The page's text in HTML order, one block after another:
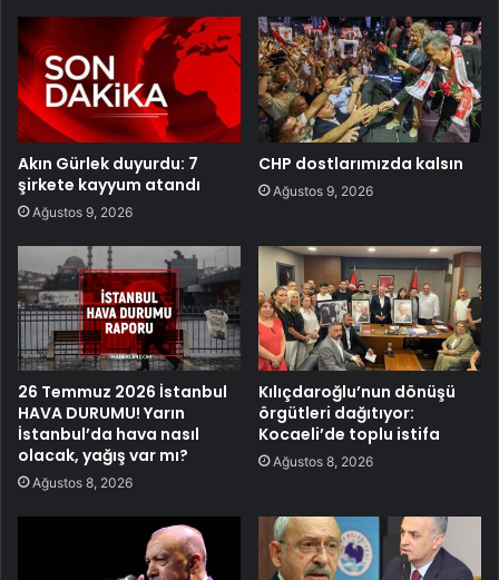
Akın Gürlek duyurdu: 7
şirkete kayyum atandı
Ağustos 9, 2026
CHP dostlarımızda kalsın
Ağustos 9, 2026
26 Temmuz 2026 İstanbul
HAVA DURUMU! Yarın
İstanbul’da hava nasıl
olacak, yağış var mı?
Ağustos 8, 2026
Kılıçdaroğlu’nun dönüşü
örgütleri dağıtıyor:
Kocaeli’de toplu istifa
Ağustos 8, 2026